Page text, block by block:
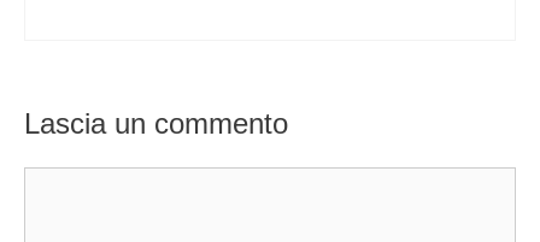
Lascia un commento